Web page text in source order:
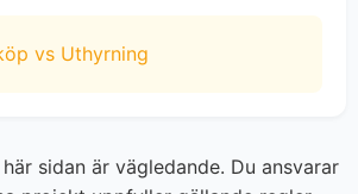
vs Uthyrning
sidan är vägledande. Du ansvarar